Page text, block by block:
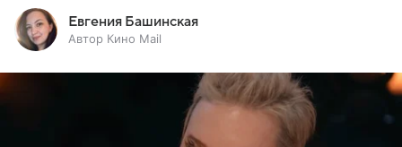
Евгения Башинская
Автор Кино Mail